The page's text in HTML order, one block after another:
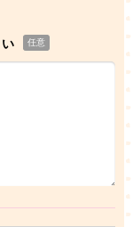
任意